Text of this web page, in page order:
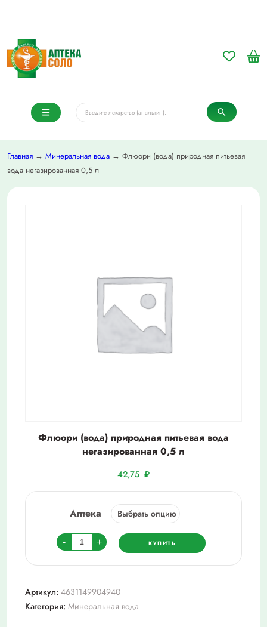
Главная → Минеральная вода → Флюори (вода) природная питьевая
вода негазированная 0,5 л
Флюори (вода) природная питьевая вода
негазированная 0,5 л
42,75 ₽
Аптека
-
Количество
товара
Флюори
природная
питьевая
+ КУПИТЬ
Артикул: 4631149904940
Категория: Минеральная вода